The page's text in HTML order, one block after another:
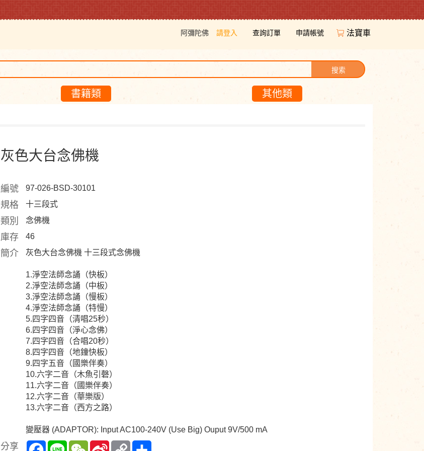
阿彌陀佛 請登入 查詢訂單 申請帳號 法寶車
搜索
書籍類 其他類
灰色大台念佛機
編號 97-026-BSD-30101
規格 十三段式
類別 念佛機
庫存 46
簡介 灰色大台念佛機 十三段式念佛機
1.淨空法師念誦（快板）
2.淨空法師念誦（中板）
3.淨空法師念誦（慢板）
4.淨空法師念誦（特慢）
5.四字四音（清唱25秒）
6.四字四音（淨心念佛）
7.四字四音（合唱20秒）
8.四字四音（地鐘快板）
9.四字五音（國樂伴奏）
10.六字二音（木魚引磬）
11.六字二音（國樂伴奏）
12.六字二音（華樂版）
13.六字二音（西方之路）
變壓器 (ADAPTOR): Input AC100-240V (Use Big) Ouput 9V/500 mA
分享 Facebook
Line WeChatSina
Copy
Share